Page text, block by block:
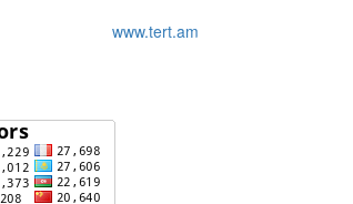
www.tert.am